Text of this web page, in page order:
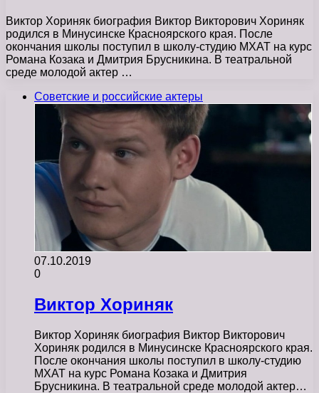
Виктор Хориняк биография Виктор Викторович Хориняк
родился в Минусинске Красноярского края. После
окончания школы поступил в школу-студию МХАТ на курс
Романа Козака и Дмитрия Брусникина. В театральной
среде молодой актер …
Советские и российские актеры
07.10.2019
0
Виктор Хориняк
Виктор Хориняк биография Виктор Викторович
Хориняк родился в Минусинске Красноярского края.
После окончания школы поступил в школу-студию
МХАТ на курс Романа Козака и Дмитрия
Брусникина. В театральной среде молодой актер…